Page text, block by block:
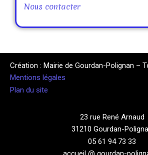
Nous contacter
Création : Mairie de Gourdan-Polignan –
Mentions légales
Plan du site
23 rue René Arnaud
31210 Gourdan-
05 61 94 73 33